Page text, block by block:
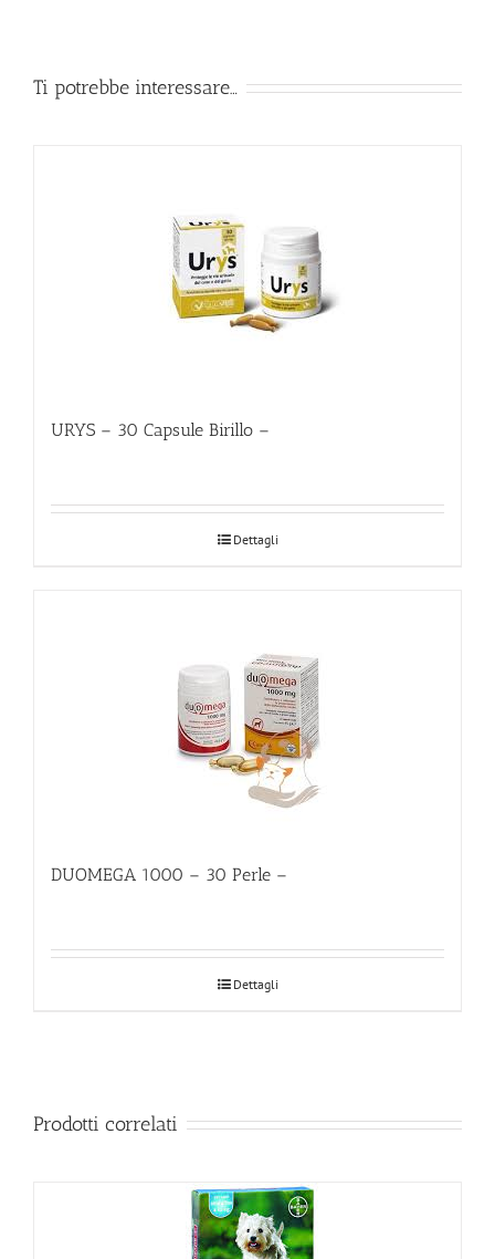
Ti potrebbe interessare…
URYS – 30 Capsule Birillo –
Dettagli
DUOMEGA 1000 – 30 Perle –
Dettagli
Prodotti correlati